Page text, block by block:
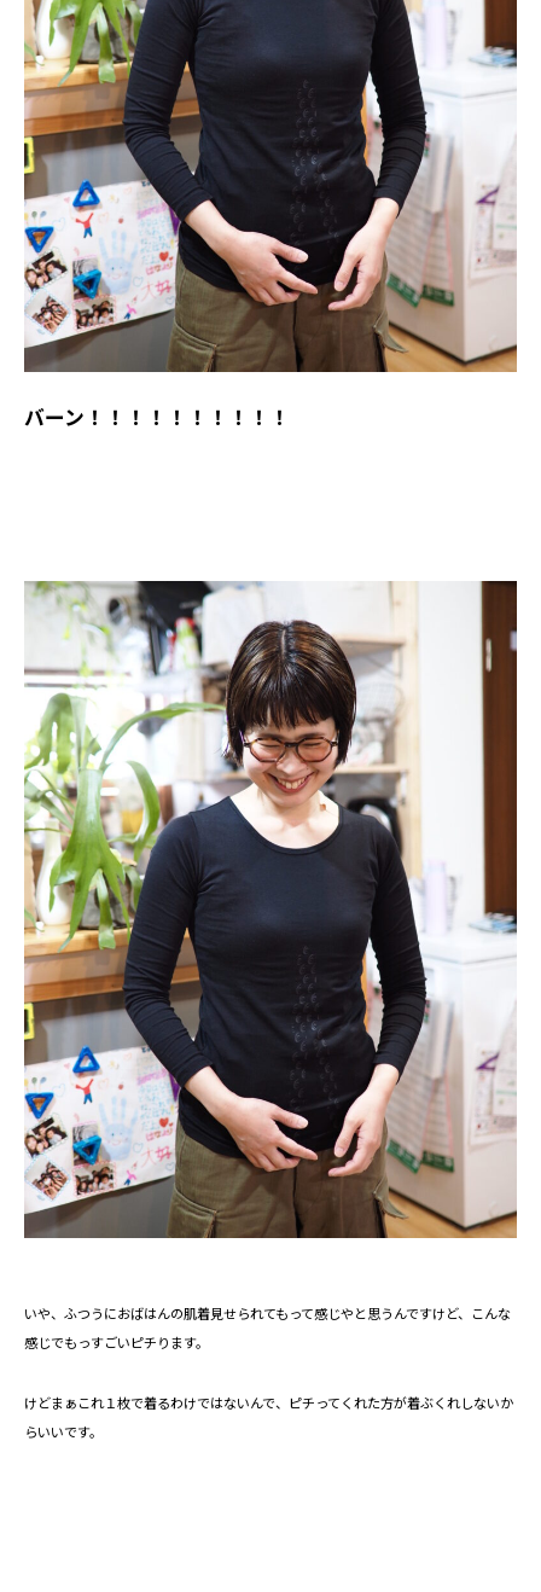
バーン！！！！！！！！！！
いや、ふつうにおばはんの肌着見せられてもって感じやと思うんですけど、こんな
感じでもっすごいピチります。
けどまぁこれ１枚で着るわけではないんで、ピチってくれた方が着ぶくれしないか
らいいです。